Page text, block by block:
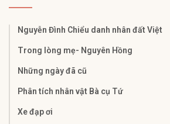
Nguyễn Đình Chiểu danh nhân đất Việt
Trong lòng mẹ- Nguyên Hồng
Những ngày đã cũ
Phân tích nhân vật Bà cụ Tứ
Xe đạp ơi